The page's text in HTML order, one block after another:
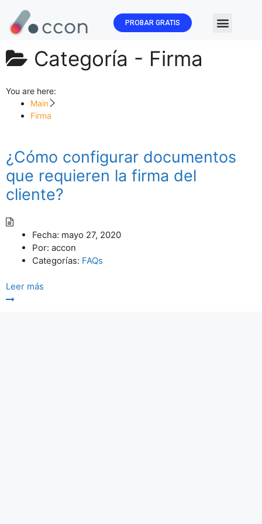
PROBAR GRATIS
Categoría - Firma
You are here:
Main
Firma
¿Cómo configurar documentos
que requieren la firma del
cliente?
Fecha: mayo 27, 2020
Por: accon
Categorías: FAQs
Leer más